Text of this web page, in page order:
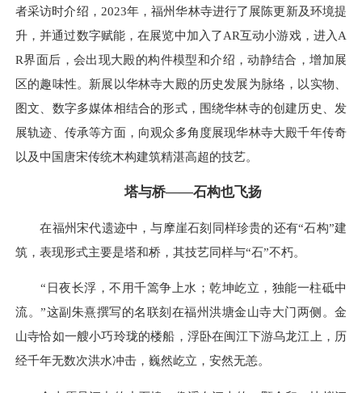
者采访时介绍，2023年，福州华林寺进行了展陈更新及环境提
升，并通过数字赋能，在展览中加入了AR互动小游戏，进入A
R界面后，会出现大殿的构件模型和介绍，动静结合，增加展
区的趣味性。新展以华林寺大殿的历史发展为脉络，以实物、
图文、数字多媒体相结合的形式，围绕华林寺的创建历史、发
展轨迹、传承等方面，向观众多角度展现华林寺大殿千年传奇
以及中国唐宋传统木构建筑精湛高超的技艺。
塔与桥——石构也飞扬
在福州宋代遗迹中，与摩崖石刻同样珍贵的还有“石构”建
筑，表现形式主要是塔和桥，其技艺同样与“石”不朽。
“日夜长浮，不用千篙争上水；乾坤屹立，独能一柱砥中
流。”这副朱熹撰写的名联刻在福州洪塘金山寺大门两侧。金
山寺恰如一艘小巧玲珑的楼船，浮卧在闽江下游乌龙江上，历
经千年无数次洪水冲击，巍然屹立，安然无恙。